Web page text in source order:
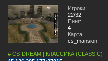
Игроки:
22/32
Пинг:
4
Карта:
cs_mansion
# CS-DREAM | КЛАССИКА (CLASSIC)